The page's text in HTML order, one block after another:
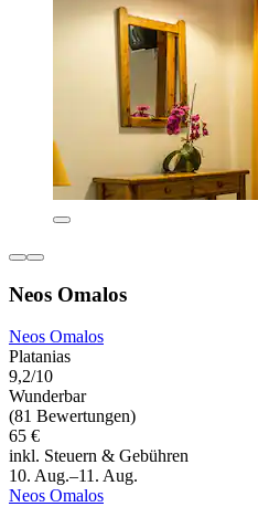
Neos Omalos
Neos Omalos
Platanias
9,2/10
Wunderbar
(81 Bewertungen)
65 €
inkl. Steuern & Gebühren
10. Aug.–11. Aug.
Neos Omalos